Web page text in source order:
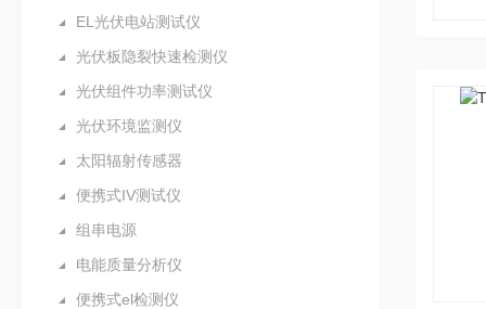
EL光伏电站测试仪
光伏板隐裂快速检测仪
光伏组件功率测试仪
光伏环境监测仪
太阳辐射传感器
便携式IV测试仪
组串电源
电能质量分析仪
便携式el检测仪